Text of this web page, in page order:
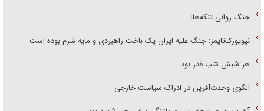
جنگ روانی تنگه‌ها!
نیویورک‌تایمز: جنگ علیه ایران یک باخت راهبردی و مایه شرم بوده است
هر شبش شب قدر بود
الگوی وحدت‌آفرین در ادراک سیاست خارجی